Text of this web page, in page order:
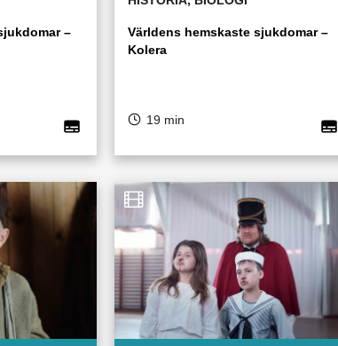
–
Världens hemskaste sjukdomar –
Kolera
19 min